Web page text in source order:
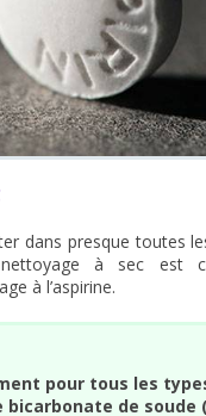
dans presque toutes
à sec est
à l’aspirine.
pour tous les
bicarbonate de soude